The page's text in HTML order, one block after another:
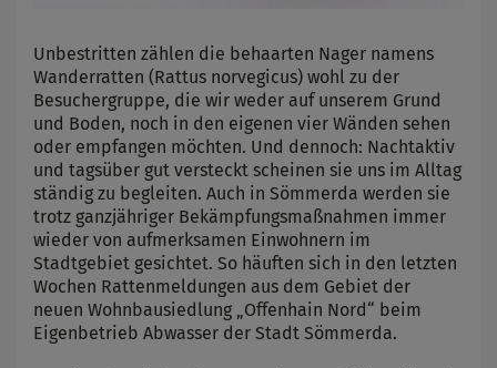
Unbestritten zählen die behaarten Nager namens
Wanderratten (Rattus norvegicus) wohl zu der
Besuchergruppe, die wir weder auf unserem Grund
und Boden, noch in den eigenen vier Wänden sehen
oder empfangen möchten. Und dennoch: Nachtaktiv
und tagsüber gut versteckt scheinen sie uns im Alltag
ständig zu begleiten. Auch in Sömmerda werden sie
trotz ganzjähriger Bekämpfungsmaßnahmen immer
wieder von aufmerksamen Einwohnern im
Stadtgebiet gesichtet. So häuften sich in den letzten
Wochen Rattenmeldungen aus dem Gebiet der
neuen Wohnbausiedlung „Offenhain Nord“ beim
Eigenbetrieb Abwasser der Stadt Sömmerda.